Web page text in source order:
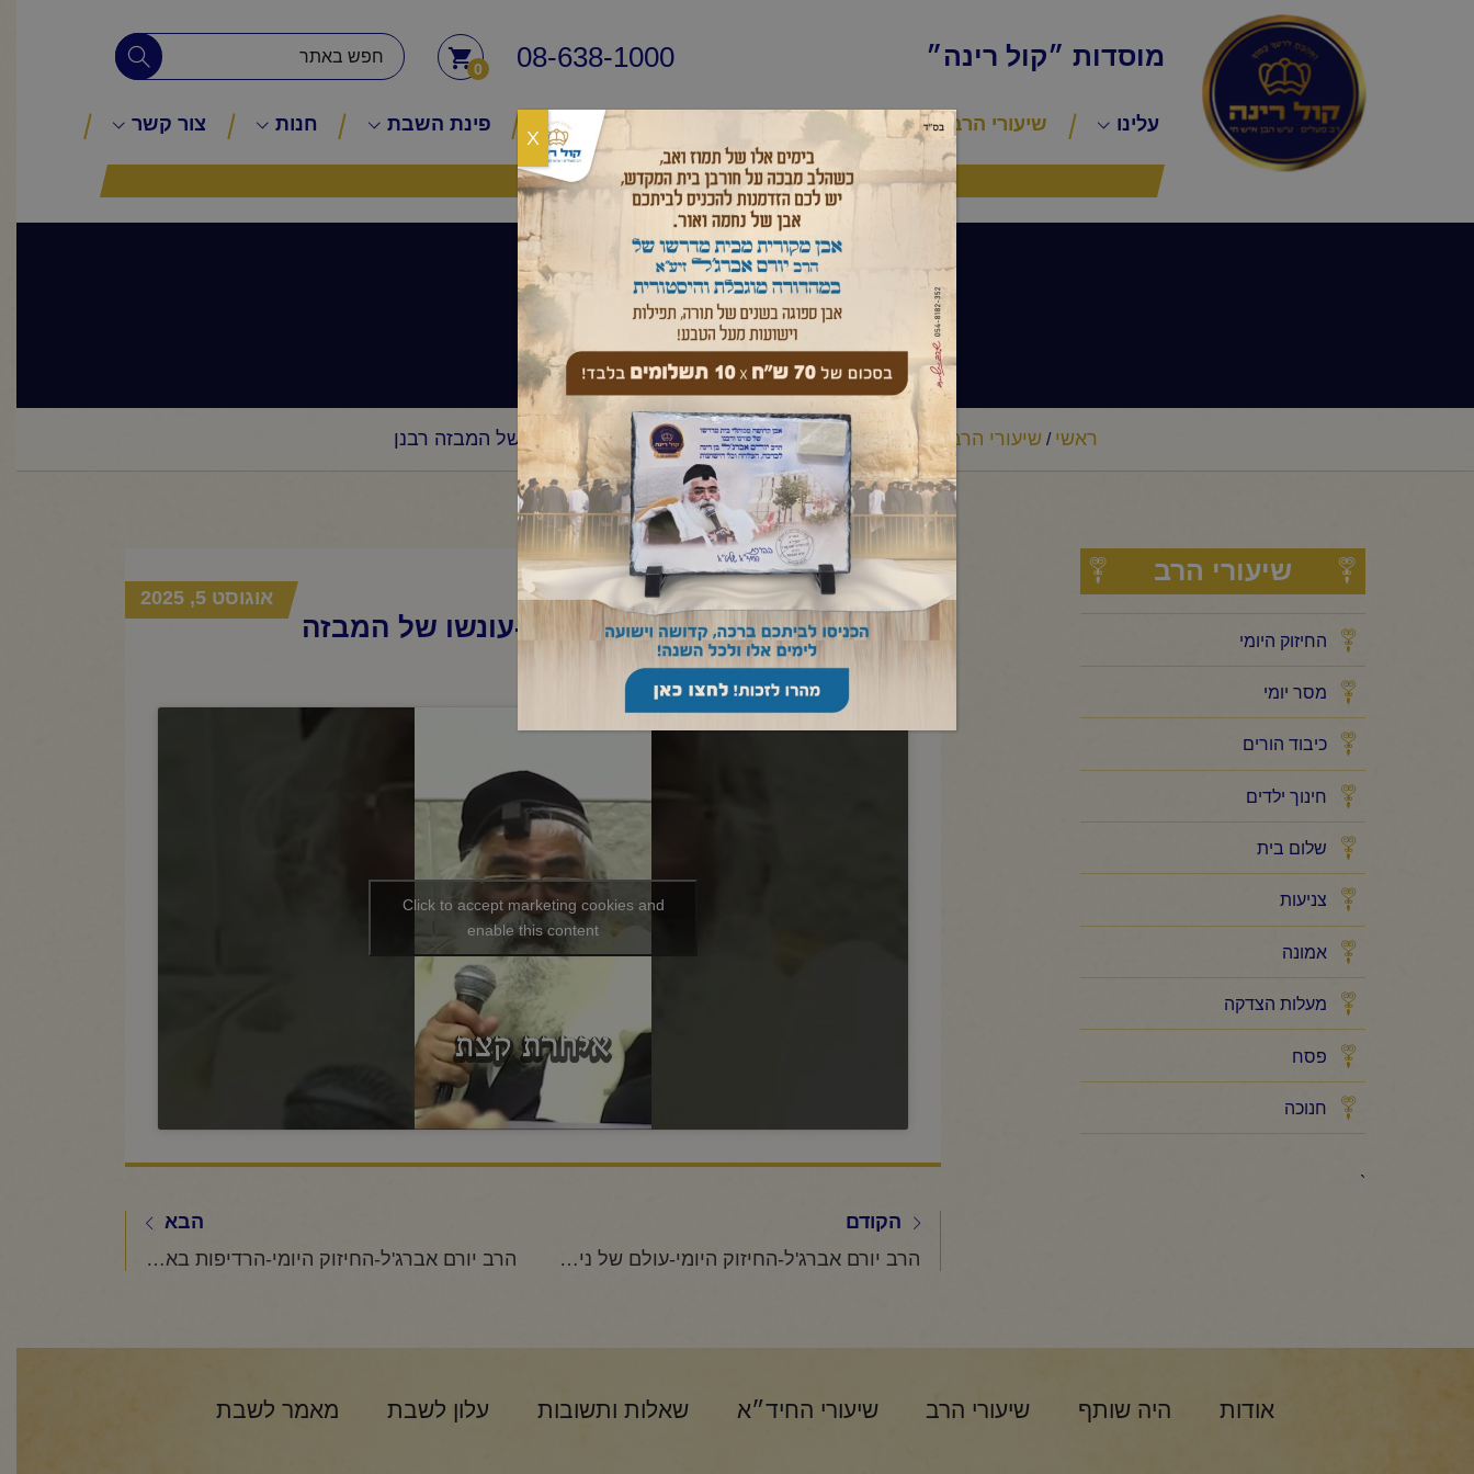
מוסדות ״קול רינה״ 08-638-1000
0
עלינו שיעורי הרב שיעורי החיד״א שאלות ותשובות פינת השבת חנות צור קשר
היה שותף
שיעורי הרב
ראשי /שיעורי הרב/ החיזוק היומי הרב יורם אברג'ל-החיזוק היומי-עונשו של המבזה רבנן
שיעורי הרב
החיזוק היומי
מסר יומי
כיבוד הורים
חינוך ילדים
שלום בית
צניעות
אמונה
מעלות הצדקה
פסח
חנוכה
`
הרב יורם אברג'ל-החיזוק היומי-עונשו של המבזה
רבנן
אוגוסט 5, 2025
Click to accept marketing cookies and
enable this content
הקודם
הרב יורם אברג'ל-החיזוק היומי-עולם של ניסיונות
הבא
הרב יורם אברג'ל-החיזוק היומי-הרדיפות באות משנאת חינם
אודות היה שותף שיעורי הרב שיעורי החיד״א שאלות ותשובות עלון לשבת מאמר לשבת
X